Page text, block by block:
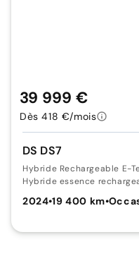
DS DS7
Hybride Rechargeable E-
Hybride essence
2024•19 400 km•
39 999 €
Dès 418 €/mois